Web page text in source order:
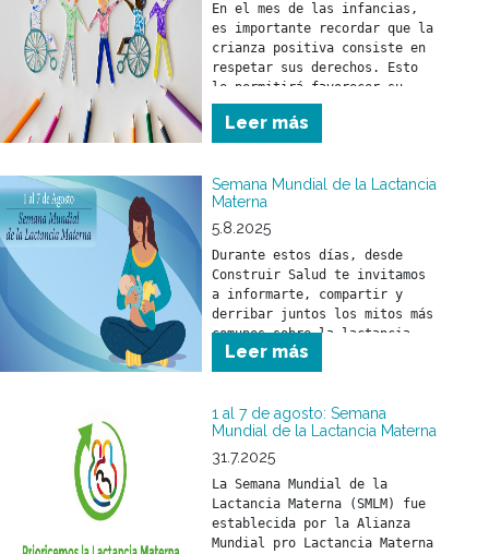
En el mes de las infancias,
es importante recordar que la
crianza positiva consiste en
respetar sus derechos. Esto
le permitirá favorecer su
desarrollo físico, mental y
social.
Leer más
Semana Mundial de la Lactancia
Materna
5.8.2025
Durante estos días, desde
Construir Salud te invitamos
a informarte, compartir y
derribar juntos los mitos más
comunes sobre la lactancia.
Leer más
1 al 7 de agosto: Semana
Mundial de la Lactancia Materna
31.7.2025
La Semana Mundial de la
Lactancia Materna (SMLM) fue
establecida por la Alianza
Mundial pro Lactancia Materna